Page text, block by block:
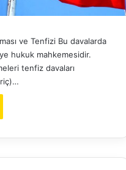
ve Tenfizi Bu davalarda
hukuk mahkemesidir.
tenfiz davaları